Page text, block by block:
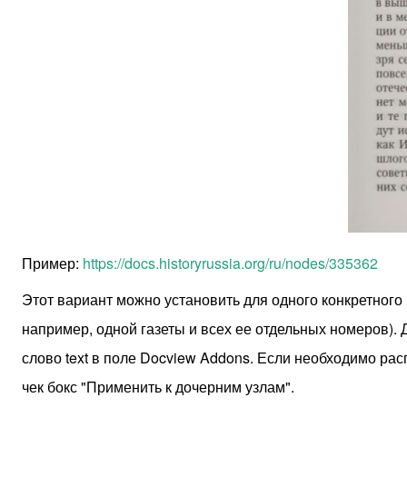
Пример: https://docs.historyrussia.org/ru/nodes/335362
Этот вариант можно установить для одного
например, одной газеты и всех ее отдельных
слово text в поле Docview Addons. Если необходимо
чек бокс "Применить к дочерним узлам".